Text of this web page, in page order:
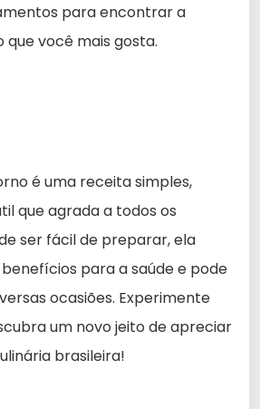
para encontrar a
que você mais gosta.
é uma receita simples,
que agrada a todos os
ser fácil de preparar, ela
para a saúde e pode
ocasiões. Experimente
um novo jeito de apreciar
brasileira!